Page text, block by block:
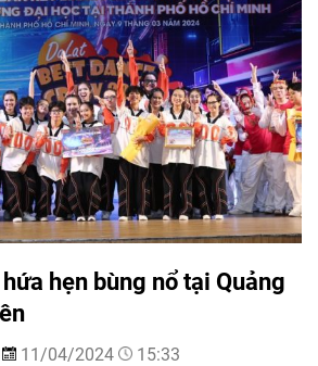
hẹn bùng nổ tại Quảng
11/04/2024
15:33